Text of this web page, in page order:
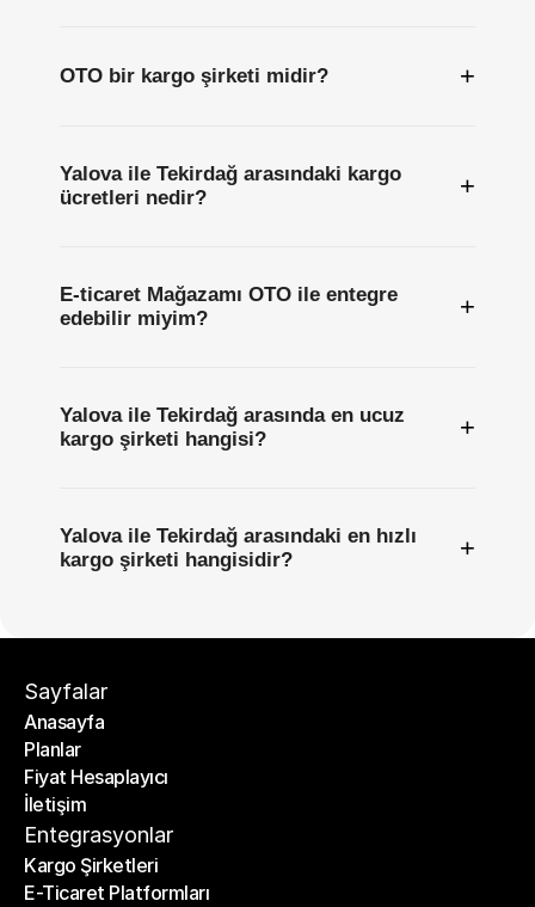
OTO bir kargo şirketi midir? +
Yalova ile Tekirdağ arasındaki kargo
ücretleri nedir?
+
E-ticaret Mağazamı OTO ile entegre
edebilir miyim?
+
Yalova ile Tekirdağ arasında en ucuz
kargo şirketi hangisi?
+
Yalova ile Tekirdağ arasındaki en hızlı
kargo şirketi hangisidir?
+
Sayfalar
Anasayfa
Anasayfa
Planlar
Planlar
Fiyat Hesaplayıcı
Fiyat Hesaplayıcı
İletişim
İletişim
Entegrasyonlar
Kargo Şirketleri
Kargo Şirketleri
E-Ticaret Platformları